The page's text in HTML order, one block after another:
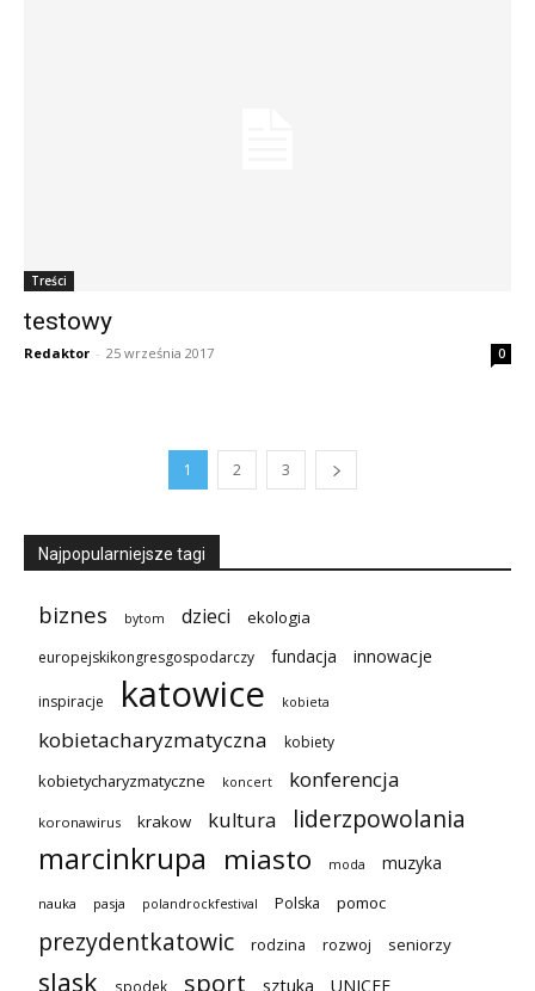
Treści
testowy
Redaktor - 25 września 2017 0
1 2 3
Najpopularniejsze tagi
biznes bytom dzieci ekologia
europejskikongresgospodarczy fundacja innowacje
inspiracje katowice kobieta
kobietacharyzmatyczna kobiety
kobietycharyzmatyczne koncert konferencja
koronawirus krakow kultura liderzpowolania
marcinkrupa miasto moda muzyka
nauka pasja polandrockfestival Polska pomoc
prezydentkatowic rodzina rozwoj seniorzy
slask spodek sport sztuka UNICEF